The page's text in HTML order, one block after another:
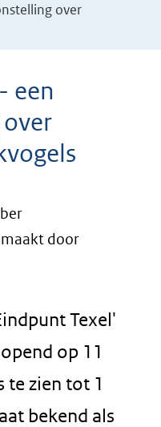
over
een
door
Texel'
op 11
te zien tot 1
bekend als